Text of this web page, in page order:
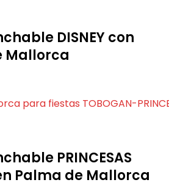
DISNEY con
Mallorca
PRINCESAS
Palma de Mallorca